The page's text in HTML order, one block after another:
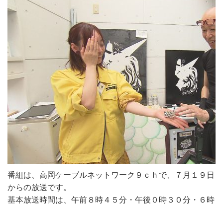
番組は、高岡ケーブルネットワーク９ｃｈで、７月１９日
からの放送です。
基本放送時間は、午前８時４５分・午後０時３０分・６時